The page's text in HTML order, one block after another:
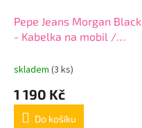
Pepe Jeans Morgan Black
- Kabelka na mobil /
skladem (3 ks)
1 190 Kč
Do košíku